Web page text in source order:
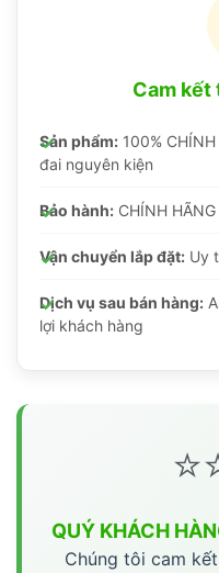
Cam kết
Sản phẩm: 100%
đai nguyên kiện
Bảo hành: CHÍNH
Vận chuyển lắp đặt: Uy
Dịch vụ sau bán hàng:
lợi khách hàng
QUÝ KHÁCH
Chúng tôi cam